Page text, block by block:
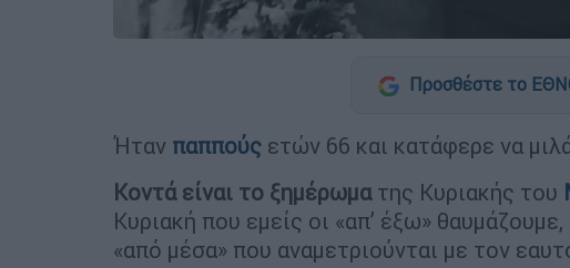
Προσθέστε το
Ήταν παππούς ετών 66 και κατάφερε να
Κοντά είναι το ξημέρωματης Κυριακής του
Κυριακή που εμείς οι «απ’ έξω»
«από μέσα» που αναμετριούνται με τον